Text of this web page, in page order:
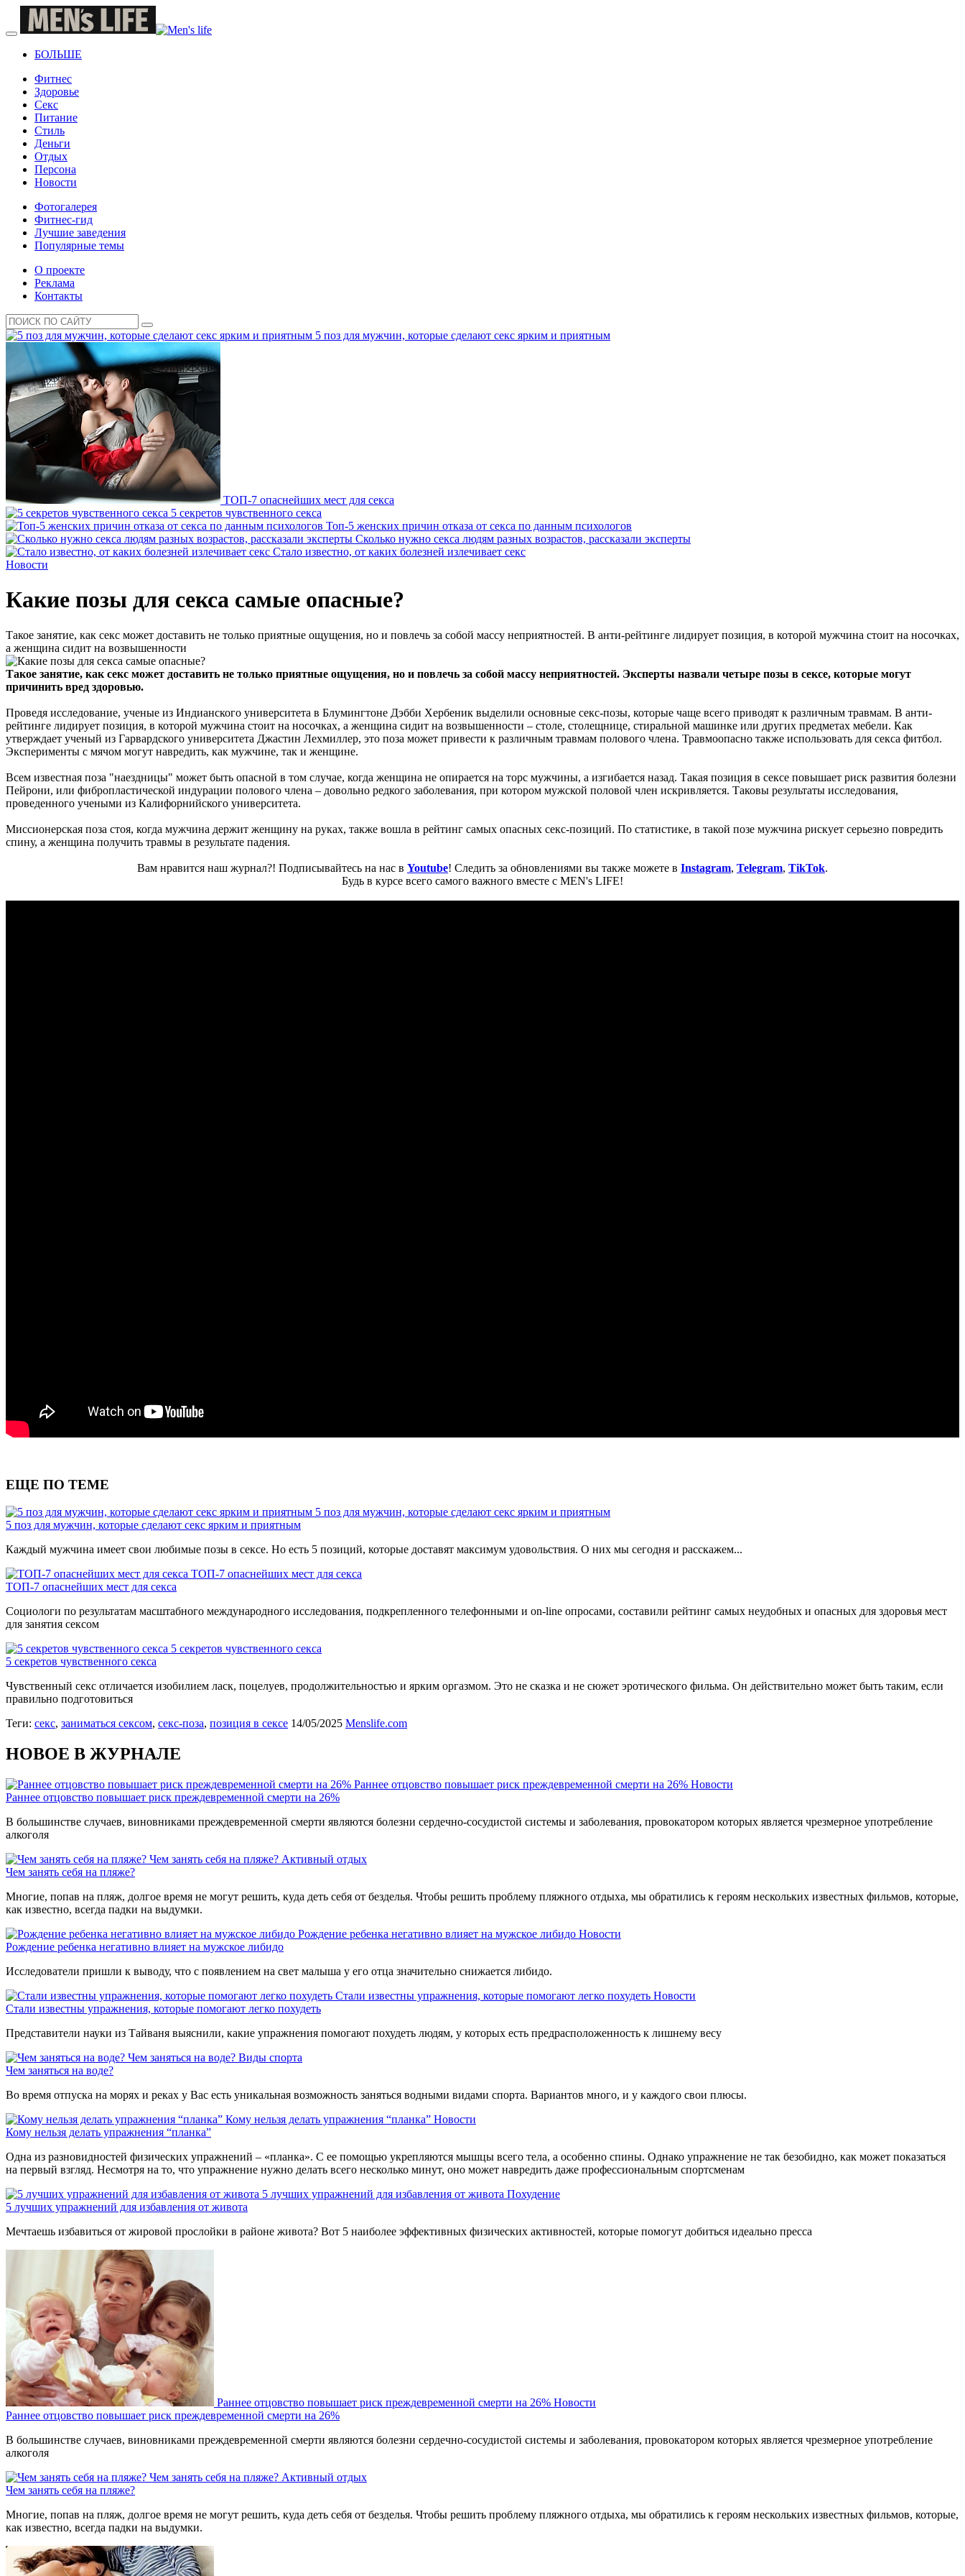
БОЛЬШЕ
Фитнес
Здоровье
Секс
Питание
Стиль
Деньги
Отдых
Персона
Новости
Фотогалерея
Фитнес-гид
Лучшие заведения
Популярные темы
О проекте
Реклама
Контакты
5 поз для мужчин, которые сделают секс ярким и приятным
ТОП-7 опаснейших мест для секса
5 секретов чувственного секса
Топ-5 женских причин отказа от секса по данным психологов
Сколько нужно секса людям разных возрастов, рассказали эксперты
Стало известно, от каких болезней излечивает секс
Новости
Какие позы для секса самые опасные?
Такое занятие, как секс может доставить не только приятные ощущения, но и повлечь за собой массу неприятностей. В анти-рейтинге лидирует позиция, в которой мужчина стоит на носочках,
а женщина сидит на возвышенности
Такое занятие, как секс может доставить не только приятные ощущения, но и повлечь за собой массу неприятностей. Эксперты назвали четыре позы в сексе, которые могут
причинить вред здоровью.
Проведя исследование, ученые из Индианского университета в Блумингтоне Дэбби Хербеник выделили основные секс-позы, которые чаще всего приводят к различным травмам. В анти-
рейтинге лидирует позиция, в которой мужчина стоит на носочках, а женщина сидит на возвышенности – столе, столещнице, стиральной машинке или других предметах мебели. Как
утверждает ученый из Гарвардского университета Джастин Лехмиллер, это поза может привести к различным травмам полового члена. Травмоопасно также использовать для секса фитбол.
Эксперименты с мячом могут навредить, как мужчине, так и женщине.
Всем известная поза "наездницы" может быть опасной в том случае, когда женщина не опирается на торс мужчины, а изгибается назад. Такая позиция в сексе повышает риск развития болезни
Пейрони, или фибропластической индурации полового члена – довольно редкого заболевания, при котором мужской половой член искривляется. Таковы результаты исследования,
проведенного учеными из Калифорнийского университета.
Миссионерская поза стоя, когда мужчина держит женщину на руках, также вошла в рейтинг самых опасных секс-позиций. По статистике, в такой позе мужчина рискует серьезно повредить
спину, а женщина получить травмы в результате падения.
Вам нравится наш журнал?! Подписывайтесь на нас в Youtube! Следить за обновлениями вы также можете в Instagram, Telegram, TikTok.
Будь в курсе всего самого важного вместе с MEN's LIFE!
ЕЩЕ ПО ТЕМЕ
5 поз для мужчин, которые сделают секс ярким и приятным
5 поз для мужчин, которые сделают секс ярким и приятным
Каждый мужчина имеет свои любимые позы в сексе. Но есть 5 позиций, которые доставят максимум удовольствия. О них мы сегодня и расскажем...
ТОП-7 опаснейших мест для секса
ТОП-7 опаснейших мест для секса
Социологи по результатам масштабного международного исследования, подкрепленного телефонными и on-line опросами, составили рейтинг самых неудобных и опасных для здоровья мест
для занятия сексом
5 секретов чувственного секса
5 секретов чувственного секса
Чувственный секс отличается изобилием ласк, поцелуев, продолжительностью и ярким оргазмом. Это не сказка и не сюжет эротического фильма. Он действительно может быть таким, если
правильно подготовиться
Теги: секс, заниматься сексом, секс-поза, позиция в сексе 14/05/2025 Menslife.com
НОВОЕ В ЖУРНАЛЕ
Раннее отцовство повышает риск преждевременной смерти на 26% Новости
Раннее отцовство повышает риск преждевременной смерти на 26%
В большинстве случаев, виновниками преждевременной смерти являются болезни сердечно-сосудистой системы и заболевания, провокатором которых является чрезмерное употребление
алкоголя
Чем занять себя на пляже? Активный отдых
Чем занять себя на пляже?
Многие, попав на пляж, долгое время не могут решить, куда деть себя от безделья. Чтобы решить проблему пляжного отдыха, мы обратились к героям нескольких известных фильмов, которые,
как известно, всегда падки на выдумки.
Рождение ребенка негативно влияет на мужское либидо Новости
Рождение ребенка негативно влияет на мужское либидо
Исследователи пришли к выводу, что с появлением на свет малыша у его отца значительно снижается либидо.
Стали известны упражнения, которые помогают легко похудеть Новости
Стали известны упражнения, которые помогают легко похудеть
Представители науки из Тайваня выяснили, какие упражнения помогают похудеть людям, у которых есть предрасположенность к лишнему весу
Чем заняться на воде? Виды спорта
Чем заняться на воде?
Во время отпуска на морях и реках у Вас есть уникальная возможность заняться водными видами спорта. Вариантов много, и у каждого свои плюсы.
Кому нельзя делать упражнения “планка” Новости
Кому нельзя делать упражнения “планка”
Одна из разновидностей физических упражнений – «планка». С ее помощью укрепляются мышцы всего тела, а особенно спины. Однако упражнение не так безобидно, как может показаться
на первый взгляд. Несмотря на то, что упражнение нужно делать всего несколько минут, оно может навредить даже профессиональным спортсменам
5 лучших упражнений для избавления от живота Похудение
5 лучших упражнений для избавления от живота
Мечтаешь избавиться от жировой прослойки в районе живота? Вот 5 наиболее эффективных физических активностей, которые помогут добиться идеально пресса
Раннее отцовство повышает риск преждевременной смерти на 26% Новости
Раннее отцовство повышает риск преждевременной смерти на 26%
В большинстве случаев, виновниками преждевременной смерти являются болезни сердечно-сосудистой системы и заболевания, провокатором которых является чрезмерное употребление
алкоголя
Чем занять себя на пляже? Активный отдых
Чем занять себя на пляже?
Многие, попав на пляж, долгое время не могут решить, куда деть себя от безделья. Чтобы решить проблему пляжного отдыха, мы обратились к героям нескольких известных фильмов, которые,
как известно, всегда падки на выдумки.